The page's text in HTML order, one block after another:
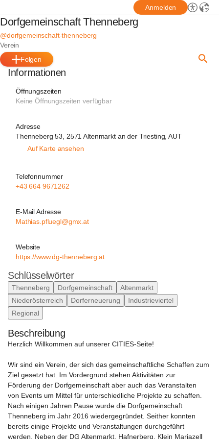
Anmelden
Dorfgemeinschaft Thenneberg
@dorfgemeinschaft-thenneberg
Verein
Folgen
Informationen
Öffnungszeiten
Keine Öffnungszeiten verfügbar
Adresse
Thenneberg 53, 2571 Altenmarkt an der Triesting, AUT
Auf Karte ansehen
Telefonnummer
+43 664 9671262
E-Mail Adresse
Mathias.pfluegl@gmx.at
Website
https://www.dg-thenneberg.at
Schlüsselwörter
Thenneberg Dorfgemeinschaft
Altenmarkt
Niederösterreich
Dorferneuerung
Industrieviertel
Regional
Beschreibung
Herzlich Willkommen auf unserer CITIES-Seite!
Wir sind ein Verein, der sich das gemeinschaftliche Schaffen zum
Ziel gesetzt hat. Im Vordergrund stehen Aktivitäten zur
Förderung der Dorfgemeinschaft aber auch das Veranstalten
von Events um Mittel für unterschiedliche Projekte zu schaffen.
Nach einigen Jahren Pause wurde die Dorfgemeinschaft
Thenneberg im Jahr 2016 wiedergegründet. Seither konnten
bereits einige Projekte und Veranstaltungen durchgeführt
werden. Neben der DG Altenmarkt, Hafnerberg, Klein Mariazell